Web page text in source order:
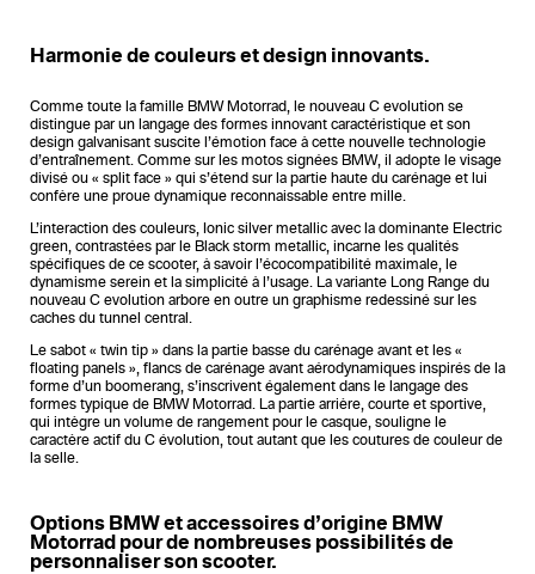
Harmonie de couleurs et design innovants.
Comme toute la famille BMW Motorrad, le nouveau C evolution se
distingue par un langage des formes innovant caractéristique et son
design galvanisant suscite l’émotion face à cette nouvelle technologie
d’entraînement. Comme sur les motos signées BMW, il adopte le visage
divisé ou « split face » qui s’étend sur la partie haute du carénage et lui
confère une proue dynamique reconnaissable entre mille.
L’interaction des couleurs, Ionic silver metallic avec la dominante Electric
green, contrastées par le Black storm metallic, incarne les qualités
spécifiques de ce scooter, à savoir l’écocompatibilité maximale, le
dynamisme serein et la simplicité à l’usage. La variante Long Range du
nouveau C evolution arbore en outre un graphisme redessiné sur les
caches du tunnel central.
Le sabot « twin tip » dans la partie basse du carénage avant et les «
floating panels », flancs de carénage avant aérodynamiques inspirés de la
forme d’un boomerang, s’inscrivent également dans le langage des
formes typique de BMW Motorrad. La partie arrière, courte et sportive,
qui intègre un volume de rangement pour le casque, souligne le
caractère actif du C évolution, tout autant que les coutures de couleur de
la selle.
Options BMW et accessoires d’origine BMW
Motorrad pour de nombreuses possibilités de
personnaliser son scooter.